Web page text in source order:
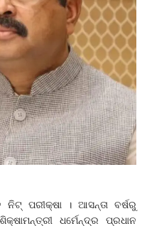
ପରୀକ୍ଷା । ଆସନ୍ତା ବର୍ଷରୁ
ଧର୍ମେନ୍ଦ୍ର ପ୍ରଧାନ